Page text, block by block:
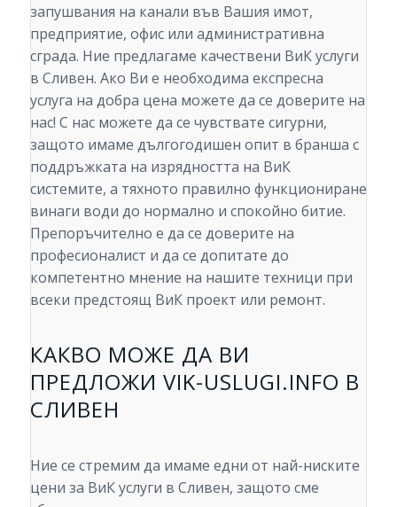
запушвания на канали във Вашия имот,
предприятие, офис или административна
сграда. Ние предлагаме качествени ВиК услуги
в Сливен. Ако Ви е необходима експресна
услуга на добра цена можете да се доверите на
нас! С нас можете да се чувствате сигурни,
защото имаме дългогодишен опит в бранша с
поддръжката на изрядността на ВиК
системите, а тяхното правилно функциониране
винаги води до нормално и спокойно битие.
Препоръчително е да се доверите на
професионалист и да се допитате до
компетентно мнение на нашите техници при
всеки предстоящ ВиК проект или ремонт.
КАКВО МОЖЕ ДА ВИ
ПРЕДЛОЖИ VIK-USLUGI.INFO В
СЛИВЕН
Ние се стремим да имаме едни от най-ниските
цени за ВиК услуги в Сливен, защото сме